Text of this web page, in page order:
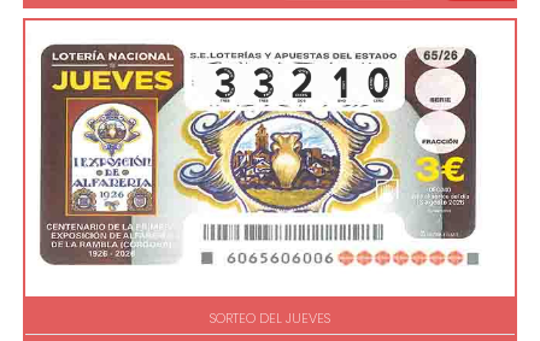
SORTEO DEL JUEVES